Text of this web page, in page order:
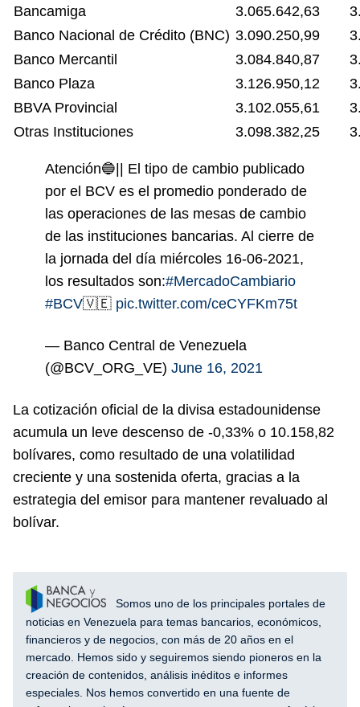
Bancamiga
3.065.642,63
Banco Nacional de Crédito (BNC) 3.090.250,99
Banco Mercantil
3.084.840,87
Banco Plaza
3.126.950,12
BBVA Provincial
3.102.055,61
Otras Instituciones
3.098.382,25
Atención🔵|| El tipo de cambio publicado
por el BCV es el promedio ponderado de
las operaciones de las mesas de cambio
de las instituciones bancarias. Al cierre de
la jornada del día miércoles 16-06-2021,
los resultados son:#MercadoCambiario
#BCV🇻🇪 pic.twitter.com/ceCYFKm75t
— Banco Central de Venezuela
(@BCV_ORG_VE) June 16, 2021
La cotización oficial de la divisa estadounidense
acumula un leve descenso de -0,33% o 10.158,82
bolívares, como resultado de una volatilidad
creciente y una sostenida oferta, gracias a la
estrategia del emisor para mantener revaluado al
bolívar.
Somos uno de los principales portales de
noticias en Venezuela para temas bancarios, económicos,
financieros y de negocios, con más de 20 años en el
mercado. Hemos sido y seguiremos siendo pioneros en la
creación de contenidos, análisis inéditos e informes
especiales. Nos hemos convertido en una fuente de